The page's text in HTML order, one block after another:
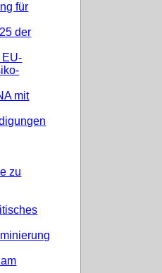
für
der
EU-
mit
zu